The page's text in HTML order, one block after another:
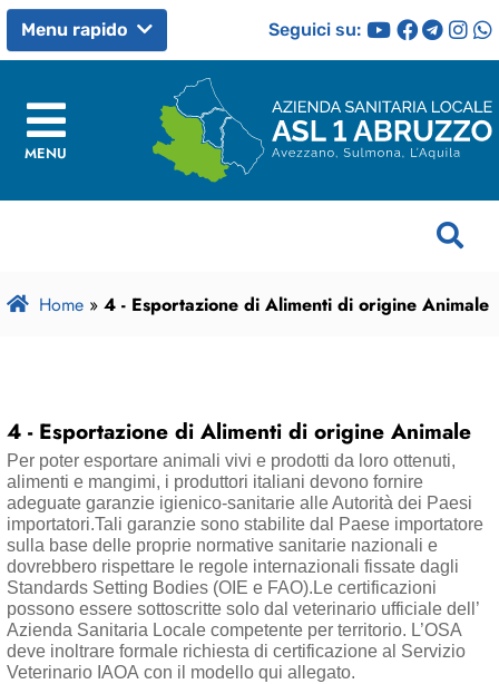
Menu rapido Seguici su:
MENU
Home » 4 - Esportazione di Alimenti di origine Animale
4 - Esportazione di Alimenti di origine Animale
Per poter esportare animali vivi e prodotti da loro ottenuti,
alimenti e mangimi, i produttori italiani devono fornire
adeguate garanzie igienico-sanitarie alle Autorità dei Paesi
importatori.Tali garanzie sono stabilite dal Paese importatore
sulla base delle proprie normative sanitarie nazionali e
dovrebbero rispettare le regole internazionali fissate dagli
Standards Setting Bodies (OIE e FAO).Le certificazioni
possono essere sottoscritte solo dal veterinario ufficiale dell’
Azienda Sanitaria Locale competente per territorio. L’OSA
deve inoltrare formale richiesta di certificazione al Servizio
Veterinario IAOA con il modello qui allegato.